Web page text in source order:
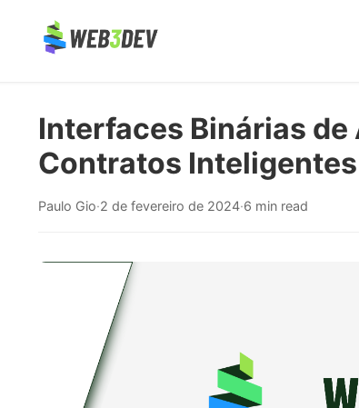
Interfaces Binárias
Contratos Inteligentes
Paulo Gio·2 de fevereiro de 2024·6 min read